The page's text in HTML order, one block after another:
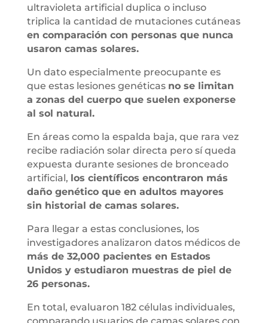
ultravioleta artificial duplica o incluso
triplica la cantidad de mutaciones cutáneas
en comparación con personas que nunca
usaron camas solares.
Un dato especialmente preocupante es
que estas lesiones genéticas no se limitan
a zonas del cuerpo que suelen exponerse
al sol natural.
En áreas como la espalda baja, que rara vez
recibe radiación solar directa pero sí queda
expuesta durante sesiones de bronceado
artificial, los científicos encontraron más
daño genético que en adultos mayores
sin historial de camas solares.
Para llegar a estas conclusiones, los
investigadores analizaron datos médicos de
más de 32,000 pacientes en Estados
Unidos y estudiaron muestras de piel de
26 personas.
En total, evaluaron 182 células individuales,
comparando usuarios de camas solares con